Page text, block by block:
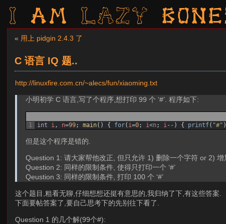
I am LAZY
« 用上 pidgin 2.4.3 了
C 语言 IQ 题..
http://linuxfire.com.cn/~alecs/fun/xiaoming.txt
小明初学 C 语言,写了个程序,想打印 99 个 ‘#’. 程序如下:
1
int i, n=99; main( ) { for( i=0; i<n; i-- ) { printf( "#" )
但是这个程序是错的.
Question 1: 请大家帮他改正, 但只允许 1) 删除一个字符 or 2)
Question 2: 同样的限制条件, 使得只打印一个 ‘#’
Qeustion 3: 同样的限制条件, 打印 100 个 ‘#’
这个题目,粗看无聊,仔细想想还挺有意思的,我归纳了下,有这些答案.
下面要帖答案了,要自己思考下的先别往下看了.
Question 1 的几个解(99个#):